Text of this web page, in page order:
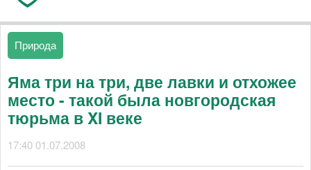
Природа
Яма три на три, две лавки и отхожее
место - такой была новгородская
тюрьма в XI веке
17:40 01.07.2008